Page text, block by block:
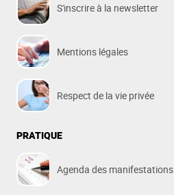
S'inscrire à la newsletter
Mentions légales
Respect de la vie privée
PRATIQUE
Agenda des manifestations